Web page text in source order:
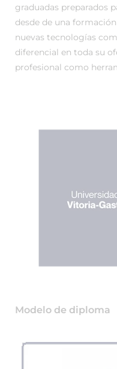
graduadas preparados
desde de una
nuevas tecnologías
diferencial en toda su
profesional como
Modelo de diploma